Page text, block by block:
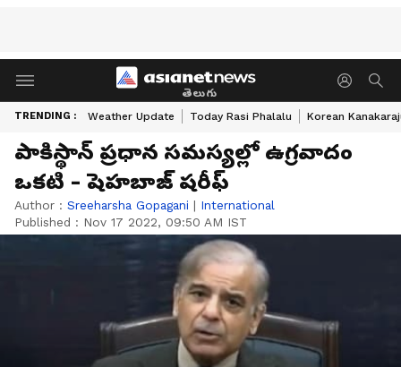
తెలుగు
TRENDING : Weather Update Today Rasi Phalalu Korean
పాకిస్థాన్ ప్రధాన సమస్యల్లో ఉగ్రవాదం
ఒకటి - షెహబాజ్ షరీఫ్
Author : Sreeharsha Gopagani | International
Published : Nov 17 2022, 09:50 AM IST